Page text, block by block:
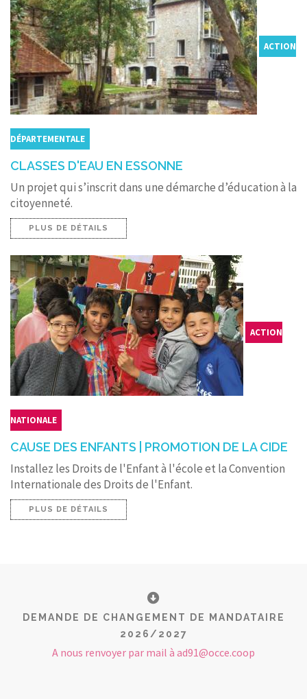
ACTION
DÉPARTEMENTALE
CLASSES D'EAU EN ESSONNE
Un projet qui s’inscrit dans une démarche d’éducation à la
citoyenneté.
PLUS DE DÉTAILS
ACTION
NATIONALE
CAUSE DES ENFANTS | PROMOTION DE LA CIDE
Installez les Droits de l'Enfant à l'école et la Convention
Internationale des Droits de l'Enfant.
PLUS DE DÉTAILS
DEMANDE DE CHANGEMENT DE MANDATAIRE
2026/2027
A nous renvoyer par mail à ad91@occe.coop